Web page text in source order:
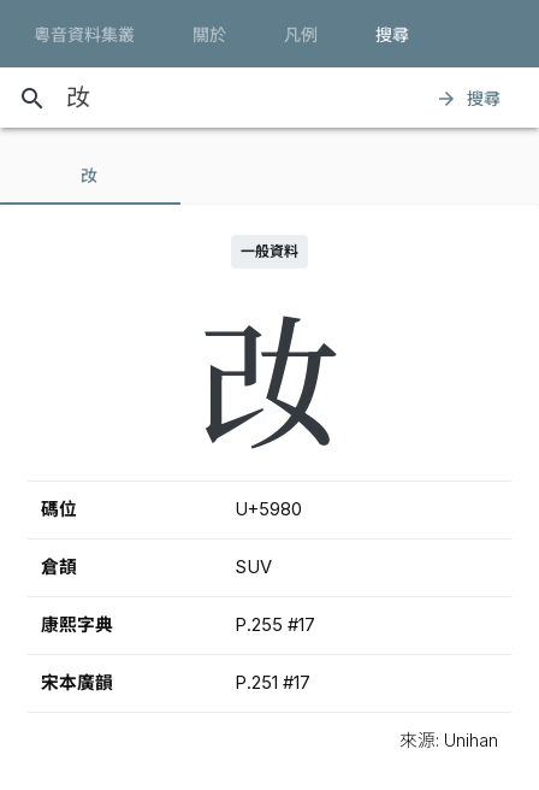
粵音資料集叢 關於 凡例 搜尋
search arrow_forward 搜尋
妀
一般資料
妀
碼位 U+5980
倉頡 SUV
康熙字典 P.255 #17
宋本廣韻 P.251 #17
來源: Unihan